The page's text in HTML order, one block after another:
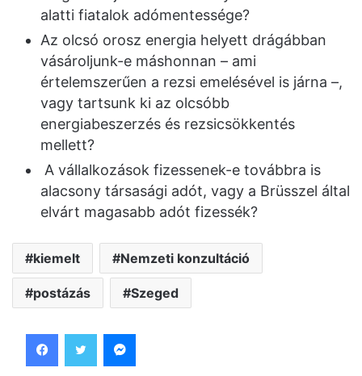
alatti fiatalok adómentessége?
Az olcsó orosz energia helyett drágábban
vásároljunk-e máshonnan – ami
értelemszerűen a rezsi emelésével is járna –,
vagy tartsunk ki az olcsóbb
energiabeszerzés és rezsicsökkentés
mellett?
A vállalkozások fizessenek-e továbbra is
alacsony társasági adót, vagy a Brüsszel által
elvárt magasabb adót fizessék?
kiemelt Nemzeti konzultáció
postázás Szeged